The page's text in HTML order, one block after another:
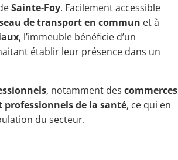
Sainte-Foy. Facilement accessible
de transport en commun et à
, l’immeuble bénéficie d’un
établir leur présence dans un
, notamment des commerces
professionnels de la santé, ce qui en
du secteur.